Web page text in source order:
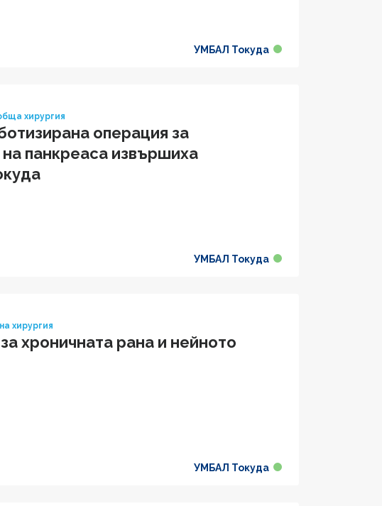
УМБАЛ Токуда
хирургия
операция за
панкреаса извършиха
УМБАЛ Токуда
хирургия
хроничната рана и нейното
УМБАЛ Токуда